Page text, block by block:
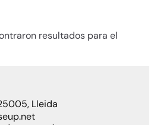
resultados para el
Lleida